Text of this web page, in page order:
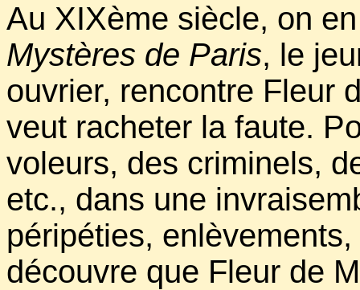
Au XIXème siècle, on
Mystères de Paris, le
ouvrier, rencontre Fleur
veut racheter la faute.
voleurs, des criminels,
etc., dans une
péripéties,
découvre que Fleur de